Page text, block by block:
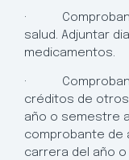
·
salud. Adjuntar
medicamentos.
·
créditos de otros
año o semestre
comprobante de
carrera del año